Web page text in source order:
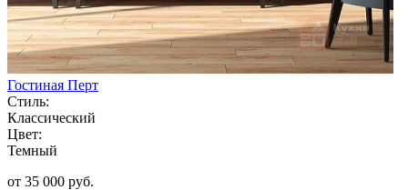
Гостиная Перт
Стиль:
Классический
Цвет:
Темный
от 35 000 руб.